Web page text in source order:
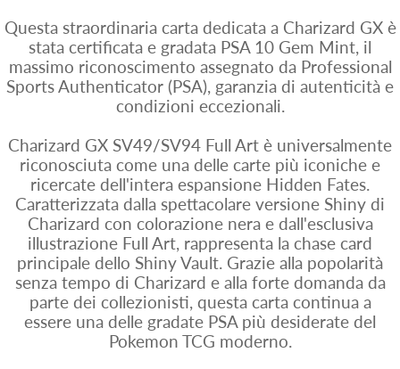
Questa straordinaria carta dedicata a Charizard GX è
stata certificata e gradata PSA 10 Gem Mint, il
massimo riconoscimento assegnato da Professional
Sports Authenticator (PSA), garanzia di autenticità e
condizioni eccezionali.
Charizard GX SV49/SV94 Full Art è universalmente
riconosciuta come una delle carte più iconiche e
ricercate dell'intera espansione Hidden Fates.
Caratterizzata dalla spettacolare versione Shiny di
Charizard con colorazione nera e dall'esclusiva
illustrazione Full Art, rappresenta la chase card
principale dello Shiny Vault. Grazie alla popolarità
senza tempo di Charizard e alla forte domanda da
parte dei collezionisti, questa carta continua a
essere una delle gradate PSA più desiderate del
Pokemon TCG moderno.